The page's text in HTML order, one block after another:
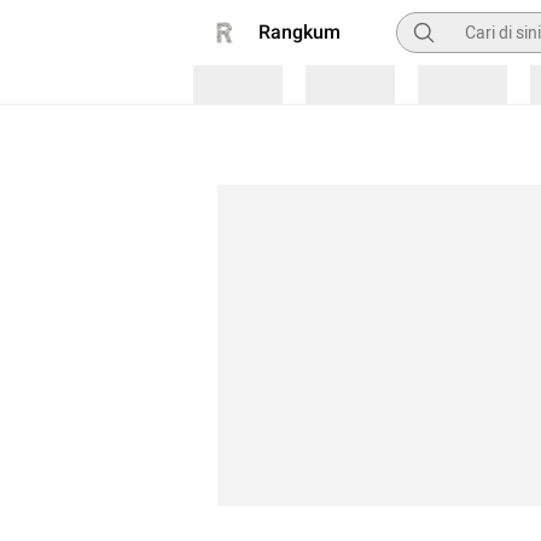
Rangkum Pencarian